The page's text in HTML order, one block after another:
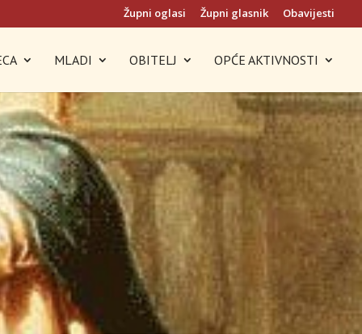
Župni oglasi Župni glasnik Obavijesti
MLADI OBITELJ OPĆE AKTIVNOSTI